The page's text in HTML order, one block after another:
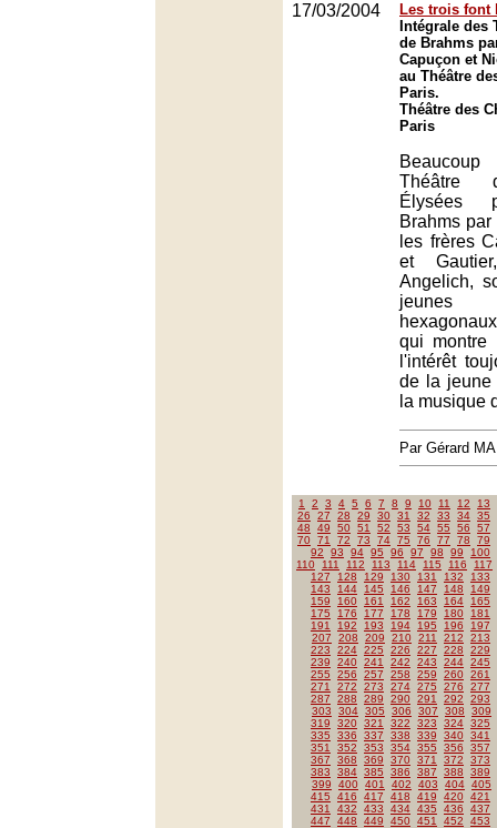
17/03/2004
Les trois font
Intégrale des
de Brahms
Capuçon et
au Théâtre
Paris.
Théâtre des
Paris
Théâtre
Élysées
Brahms
les frères
et
Angelich,
jeunes
qui montre
l'intérêt
de la jeune
la musique
Par Gérard
1 2 3 4 5 6 7 8 9 10 11 12
13
26
27 28 29 30 31 32 33 34 35
48
49 50 51 52 53 54 55 56
57
70 71 72 73 74 75 76 77 78
79
92
93 94 95 96 97 98 99
100
110
111 112 113 114 115 116
117
127
128 129 130 131 132
133
143
144 145 146 147 148
149
159
160 161 162 163 164
165
175
176 177 178 179 180
181
191
192 193 194 195 196
197
207
208 209 210 211 212
213
223
224 225 226 227 228
229
239
240 241 242 243 244 245
255
256 257 258 259 260 261
271
272 273 274 275 276
277
287
288 289 290 291 292
293
303
304 305 306 307 308
309
319
320 321 322 323 324 325
335
336 337 338 339 340 341
351
352 353 354 355 356
357
367
368 369 370 371 372
373
383
384 385 386 387 388
389
399
400 401 402 403 404 405
415
416 417 418 419 420 421
431
432 433 434 435 436
437
447
448 449 450 451 452
453